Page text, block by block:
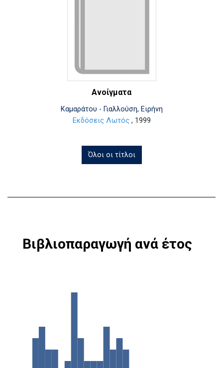
Ανοίγματα
Καμαράτου - Γιαλλούση, Ειρήνη
Εκδόσεις Λωτός , 1999
Όλοι οι τίτλοι
Βιβλιοπαραγωγή ανά έτος